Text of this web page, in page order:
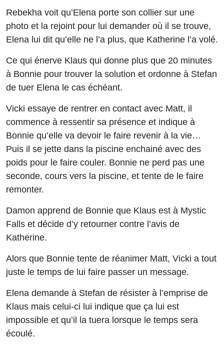
Rebekha voit qu’Elena porte son collier sur une
photo et la rejoint pour lui demander où il se trouve,
Elena lui dit qu’elle ne l’a plus, que Katherine l’a volé.
Ce qui énerve Klaus qui donne plus que 20 minutes
à Bonnie pour trouver la solution et ordonne à Stefan
de tuer Elena le cas échéant.
Vicki essaye de rentrer en contact avec Matt, il
commence à ressentir sa présence et indique à
Bonnie qu’elle va devoir le faire revenir à la vie…
Puis il se jette dans la piscine enchainé avec des
poids pour le faire couler. Bonnie ne perd pas une
seconde, cours vers la piscine, et tente de le faire
remonter.
Damon apprend de Bonnie que Klaus est à Mystic
Falls et décide d’y retourner contre l’avis de
Katherine.
Alors que Bonnie tente de réanimer Matt, Vicki a tout
juste le temps de lui faire passer un message.
Elena demande à Stefan de résister à l’emprise de
Klaus mais celui-ci lui indique que ça lui est
impossible et qu’il la tuera lorsque le temps sera
écoulé.